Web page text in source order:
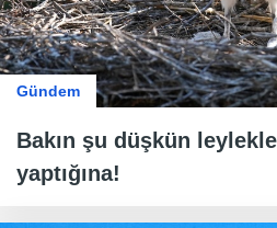
Gündem
Bakın şu düşkün
yaptığına!